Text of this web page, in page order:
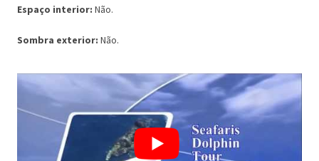
Espaço interior: Não.
Sombra exterior: Não.